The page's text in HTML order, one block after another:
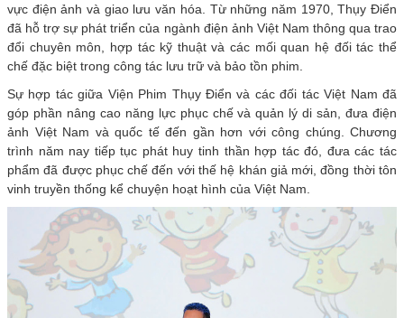
vực điện ảnh và giao lưu văn hóa. Từ những năm 1970, Thụy Điển
đã hỗ trợ sự phát triển của ngành điện ảnh Việt Nam thông qua trao
đổi chuyên môn, hợp tác kỹ thuật và các mối quan hệ đối tác thể
chế đặc biệt trong công tác lưu trữ và bảo tồn phim.
Sự hợp tác giữa Viện Phim Thụy Điển và các đối tác Việt Nam đã
góp phần nâng cao năng lực phục chế và quản lý di sản, đưa điện
ảnh Việt Nam và quốc tế đến gần hơn với công chúng. Chương
trình năm nay tiếp tục phát huy tinh thần hợp tác đó, đưa các tác
phẩm đã được phục chế đến với thế hệ khán giả mới, đồng thời tôn
vinh truyền thống kể chuyện hoạt hình của Việt Nam.